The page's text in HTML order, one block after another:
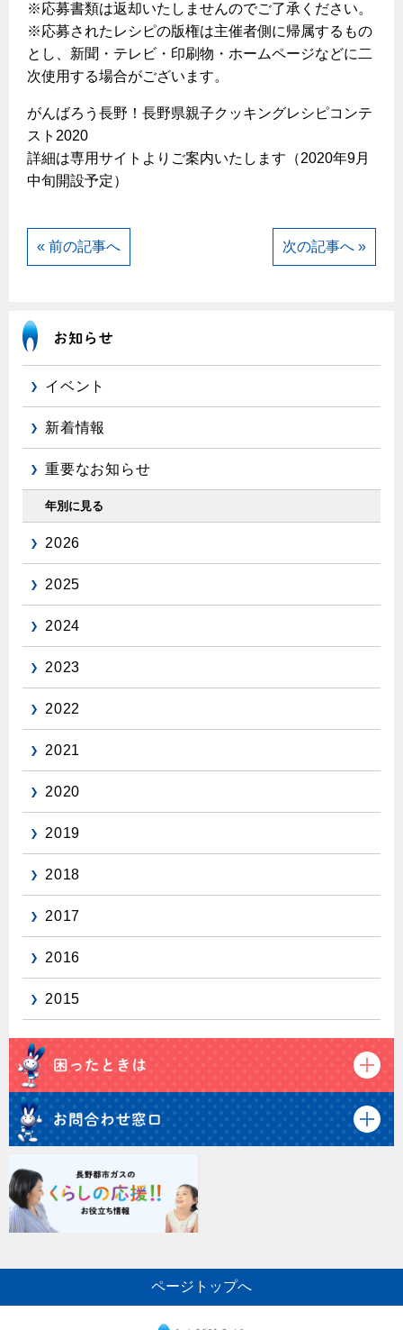
インターネット受付
※応募書類は返却いたしませんのでご了承ください。
※応募されたレシピの版権は主催者側に帰属するもの
とし、新聞・テレビ・印刷物・ホームページなどに二
次使用する場合がございます。
がんばろう長野！長野県親子クッキングレシピコンテ
スト2020
詳細は専用サイトよりご案内いたします（2020年9月
中旬開設予定）
« 前の記事へ 次の記事へ »
イベント
新着情報
重要なお知らせ
年別に見る
2026
2025
2024
2023
2022
2021
2020
2019
2018
2017
2016
2015
ページトップへ